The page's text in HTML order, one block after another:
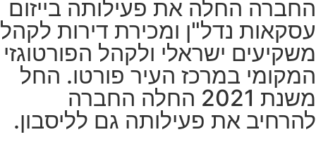
החברה החלה את פעילותה בייזום
עסקאות נדל"ן ומכירת דירות לקהל
משקיעים ישראלי ולקהל הפורטוגזי
המקומי במרכז העיר פורטו. החל
משנת 2021 החלה החברה
להרחיב את פעילותה גם לליסבון.